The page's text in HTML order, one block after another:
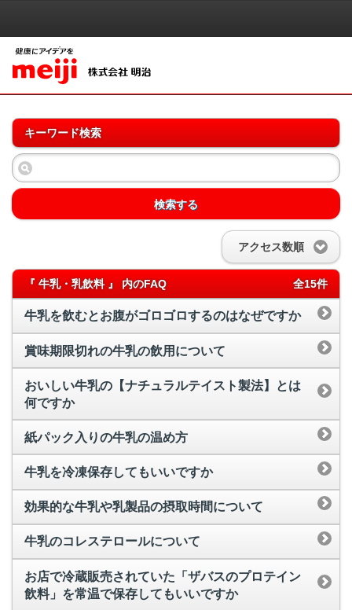
キーワード検索
検索する
アクセス数順
『 牛乳・乳飲料 』 内のFAQ 全15件
牛乳を飲むとお腹がゴロゴロするのはなぜですか
賞味期限切れの牛乳の飲用について
おいしい牛乳の【ナチュラルテイスト製法】とは
何ですか
紙パック入りの牛乳の温め方
牛乳を冷凍保存してもいいですか
効果的な牛乳や乳製品の摂取時間について
牛乳のコレステロールについて
お店で冷蔵販売されていた「ザバスのプロテイン
飲料」を常温で保存してもいいですか